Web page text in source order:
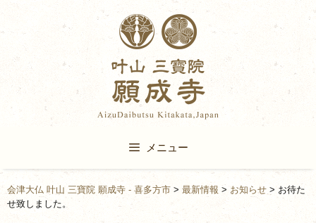
to
content
メニュー
会津大仏 叶山 三寶院 願成寺 - 喜多方市 > 最新情報 > お知らせ > お待た
せ致しました。